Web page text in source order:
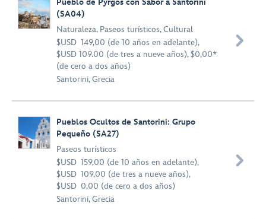
Pueblo de Pyrgos con Sabor a Santorini
(SA04)
Naturaleza, Paseos turísticos,Cultural
$USD 149,00 (de 10 años en adelante),
$USD 109.00 (de tres a nueve años), $0,00*
(de cero a dos años)
Santorini, Grecia

Pueblos Ocultos de Santorini: Grupo
Pequeño (SA27)
Paseos turísticos
$USD 159,00 (de 10 años en adelante),
$USD 109,00 (de tres a nueve años),
$USD 0,00 (de cero a dos años)
Santorini, Grecia
